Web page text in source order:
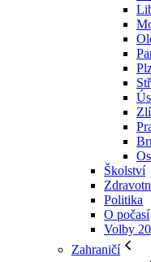
Školství
Politika
O počasí
Volby
Zahraničí